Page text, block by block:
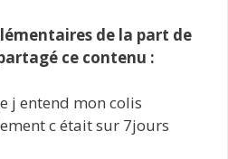
de la part de
ce contenu :
j entend mon colis
c était sur 7jours